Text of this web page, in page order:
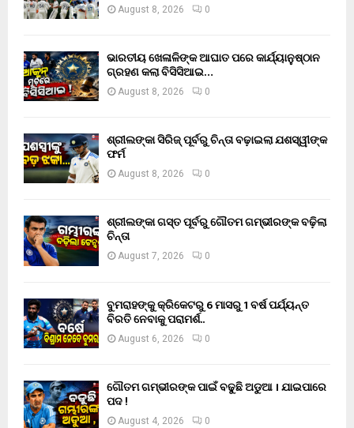
August 8, 2026 0
ଭାରତୀୟ ଖେଳାଳିଙ୍କ ଆଘାତ ପରେ କାର୍ଯ୍ୟାନୁଷ୍ଠାନ
ଗ୍ରହଣ କଲା ବିସିସିଆଇ…
August 8, 2026 0
ଶ୍ରୀଲଙ୍କା ସିରିଜ୍ ପୂର୍ବରୁ ଚିନ୍ତା ବଢ଼ାଇଲା ଯଶସ୍ୱୀଙ୍କ
ଫର୍ମ
August 8, 2026 0
ଶ୍ରୀଲଙ୍କା ଗସ୍ତ ପୂର୍ବରୁ ଗୌତମ ଗମ୍ଭୀରଙ୍କ ବଢ଼ିଲା
ଚିନ୍ତା
August 7, 2026 0
ବୁମରାହଙ୍କୁ କ୍ରିକେଟରୁ 6 ମାସରୁ 1 ବର୍ଷ ପର୍ଯ୍ୟନ୍ତ
ବିରତି ନେବାକୁ ପରାମର୍ଶ..
August 6, 2026 0
ଗୌତମ ଗମ୍ଭୀରଙ୍କ ପାଇଁ ବଢୁଛି ଅଡୁଆ । ଯାଇପାରେ
ପଦ !
August 4, 2026 0